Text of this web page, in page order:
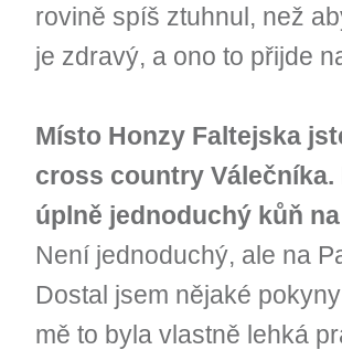
rovině spíš ztuhnul, než
je zdravý, a ono to přijde
Místo Honzy Faltejska
cross country
úplně jednoduchý kůň
Není jednoduchý, ale na
Dostal jsem nějaké
mě to byla vlastně lehká